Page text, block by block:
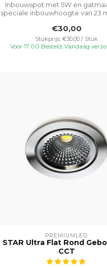
Inbouwspot met 5W en
speciale inbouwhoogte van 23
€30,00
Stukprijs: €30,00 / Stuk
Voor 17:00 Besteld, Vandaag
PREMIUMLED
STAR Ultra Flat Rond
CCT